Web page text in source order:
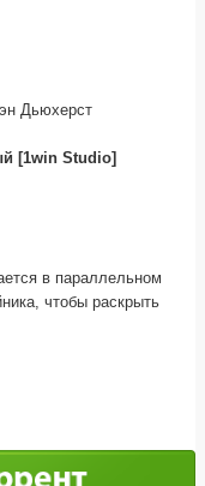
Дьюхерст
[1win Studio]
в параллельном
чтобы раскрыть